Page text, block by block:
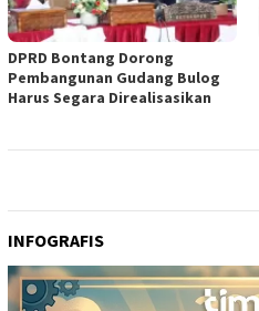
DPRD Bontang Dorong
Pembangunan Gudang Bulog
Harus Segara Direalisasikan
INFOGRAFIS